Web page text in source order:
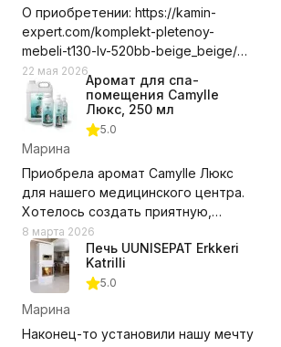
О приобретении: https://kamin-
expert.com/komplekt-pletenoy-
mebeli-t130-lv-520bb-beige_beige/
Долго выбирала где приобрести
этот комплект мебели, сравнивала
цены с учетом доставки. Выбор
компании оказался правильным.
Доставили в срок, удобное для нас
время, помогли с разгрузкой.
Замечаний нет! Рекомендую и
компанию и выбранный нами
комплект мебели.
Недостатки - Пока не обнаружили.
22 мая 2026
Аромат для спа-
помещения Camylle
Люкс, 250 мл
5.0
Марина
Приобрела аромат Camylle Люкс
для нашего медицинского центра.
Хотелось создать приятную,
располагающую атмосферу для
пациентов, но при этом без резких
запахов. Этот аромат превзошёл
ожидания!
Состав из эфирных масел каяпута,
8 марта 2026
Печь UUNISEPAT Erkkeri
Katrilli
5.0
Марина
Наконец-то установили нашу мечту